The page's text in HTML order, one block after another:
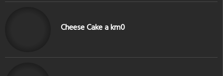
Cheese Cake a km0